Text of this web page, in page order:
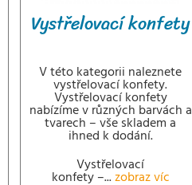
Vystřelovací konfety
V této kategorii naleznete
vystřelovací konfety.
Vystřelovací konfety
nabízíme v různých barvách a
tvarech – vše skladem a
ihned k dodání.
Vystřelovací
konfety –... zobraz víc